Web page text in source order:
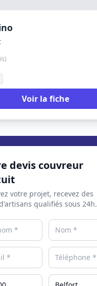
Voir la fiche
devis couvreur
votre projet, recevez des
qualifiés sous 24h.